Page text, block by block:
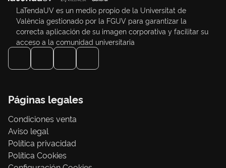
LaTendaUV es un medio propio de la Universitat de
València gestionado por la FGUV para garantizar la
correcta aplicación de su imagen corporativa y facilitar su
acceso a la comunidad universitaria
Páginas legales
Condiciones venta
Aviso legal
Política privacidad
Política Cookies